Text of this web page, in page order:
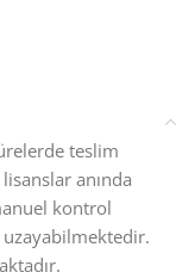
teslim
anında
kontrol